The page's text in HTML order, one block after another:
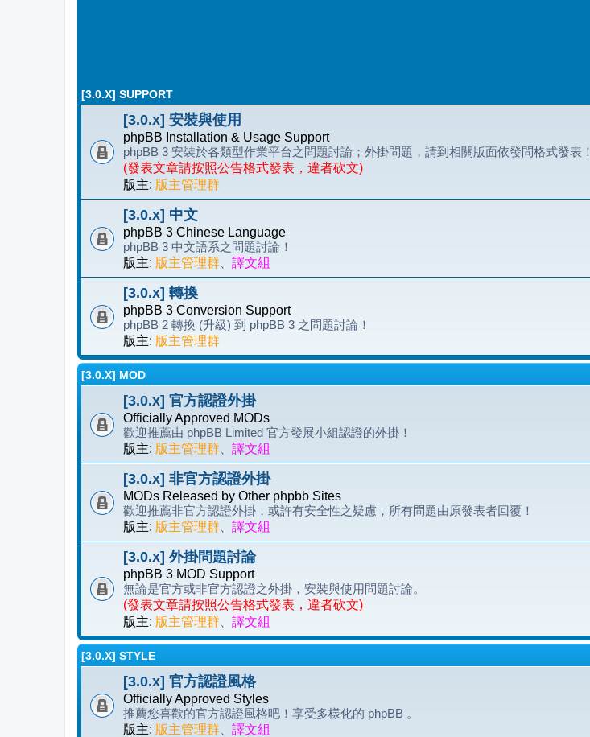
[3.0.X] SUPPORT
[3.0.x] 安裝與使用
phpBB Installation & Usage Support
phpBB 3 安裝於各類型作業平台之問題討論；外掛問題，請到相關版面依發問格式發表！
(發表文章請按照公告格式發表，違者砍文)
版主: 版主管理群
[3.0.x] 中文
phpBB 3 Chinese Language
phpBB 3 中文語系之問題討論！
版主: 版主管理群 譯文組
[3.0.x] 轉換
phpBB 3 Conversion Support
phpBB 2 轉換 (升級) 到 phpBB 3 之問題討論！
版主: 版主管理群
[3.0.X] MOD
[3.0.x] 官方認證外掛
Officially Approved MODs
歡迎推薦由 phpBB Limited 官方發展小組認證的外掛！
版主: 版主管理群 譯文組
[3.0.x] 非官方認證外掛
MODs Released by Other phpbb Sites
歡迎推薦非官方認證外掛，或許有安全性之疑慮，所有問題由原發表者回覆！
版主: 版主管理群 譯文組
[3.0.x] 外掛問題討論
phpBB 3 MOD Support
無論是官方或非官方認證之外掛，安裝與使用問題討論。
(發表文章請按照公告格式發表，違者砍文)
版主: 版主管理群 譯文組
[3.0.X] STYLE
[3.0.x] 官方認證風格
Officially Approved Styles
推薦您喜歡的官方認證風格吧！享受多樣化的 phpBB 。
版主: 版主管理群 譯文組